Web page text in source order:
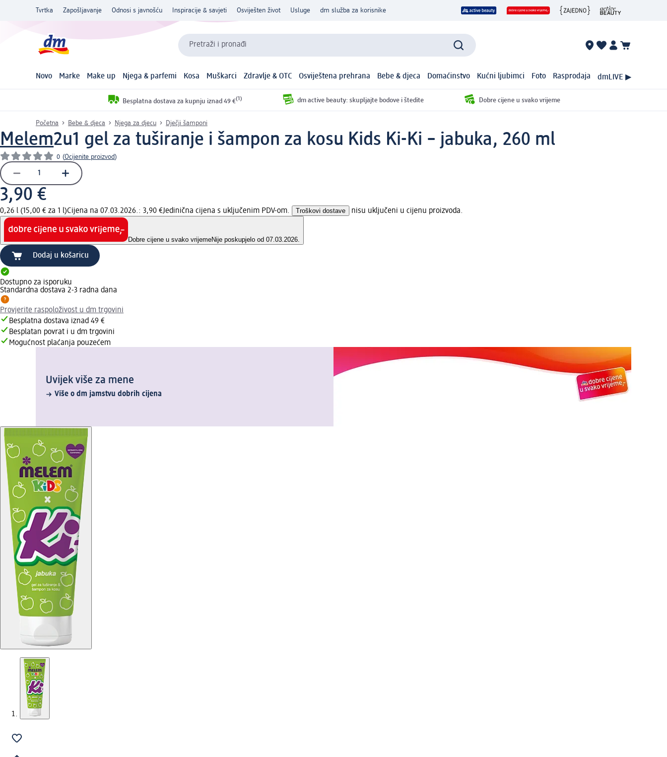
Tvrtka Zapošljavanje Odnosi s javnošću Inspiracije & savjeti Osviješten život Usluge dm služba za korisnike
Pretraži i pronađi
Novo Marke Make up Njega & parfemi Kosa Muškarci Zdravlje & OTC Osviještena prehrana Bebe & djeca Domaćinstvo Kućni ljubimci Foto Rasprodaja dmLIVE ▶
Besplatna dostava za kupnju iznad 49 €(1) dm active beauty: skupljajte bodove i štedite Dobre cijene u svako vrijeme
Početna Bebe & djeca Njega za djecu Dječji šamponi
Melem2u1 gel za tuširanje i šampon za kosu Kids Ki-Ki – jabuka, 260 ml
0 (Ocijenite proizvod)
3,90 €
0,26 l (15,00 € za 1 l)Cijena na 07.03.2026.: 3,90 €Jedinična cijena s uključenim PDV-om. Troškovi dostave nisu uključeni u cijenu proizvoda.
Dobre cijene u svako vrijemeNije poskupjelo od 07.03.2026.
Dodaj u košaricu
Dostupno za isporuku
Standardna dostava 2-3 radna dana
Provjerite raspoloživost u dm trgovini
Besplatna dostava iznad 49 €
Besplatan povrat i u dm trgovini
Mogućnost plaćanja pouzećem
Uvijek više za mene
Više o dm jamstvu dobrih cijena